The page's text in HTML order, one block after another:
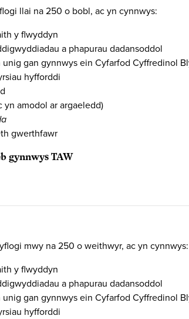
llai na 250 o bobl, ac yn cynnwys:
y flwyddyn
a phapurau dadansoddol
gan gynnwys ein Cyfarfod Cyffredinol
hyfforddi
yn amodol ar argaeledd)
gwerthfawr
gynnwys TAW
mwy na 250 o weithwyr, ac yn cynnwys:
y flwyddyn
a phapurau dadansoddol
gan gynnwys ein Cyfarfod Cyffredinol
hyfforddi